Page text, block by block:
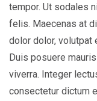
tempor. Ut sodales
felis. Maecenas at
dolor dolor, volutpat
Duis posuere
viverra. Integer
consectetur dictum